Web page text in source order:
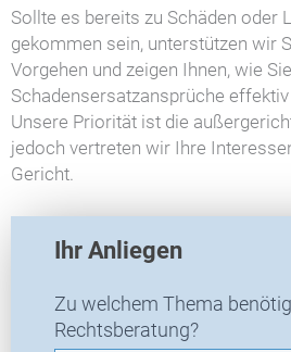
Sollte es bereits zu Schäden oder
gekommen sein, unterstützen wir
Vorgehen und zeigen Ihnen, wie
Schadensersatzansprüche
Unsere Priorität ist die
jedoch vertreten wir Ihre
Gericht.
R
-
N
Ihr Anliegen
Zu welchem Thema
Rechtsberatung?